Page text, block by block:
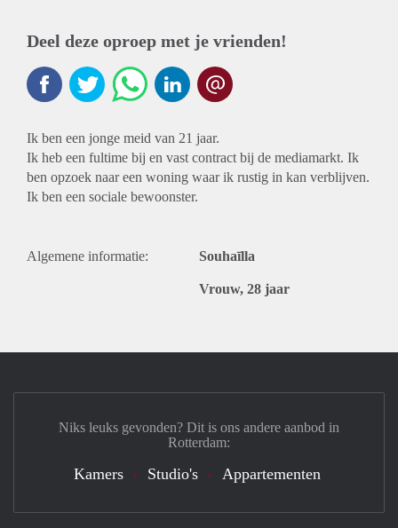
Deel deze oproep met je vrienden!
Ik ben een jonge meid van 21 jaar.
Ik heb een fultime bij en vast contract bij de mediamarkt. Ik
ben opzoek naar een woning waar ik rustig in kan verblijven.
Ik ben een sociale bewoonster.
Algemene informatie: Souhaīlla
Vrouw, 28 jaar
Niks leuks gevonden? Dit is ons andere aanbod in
Rotterdam:
Kamers Studio's Appartementen